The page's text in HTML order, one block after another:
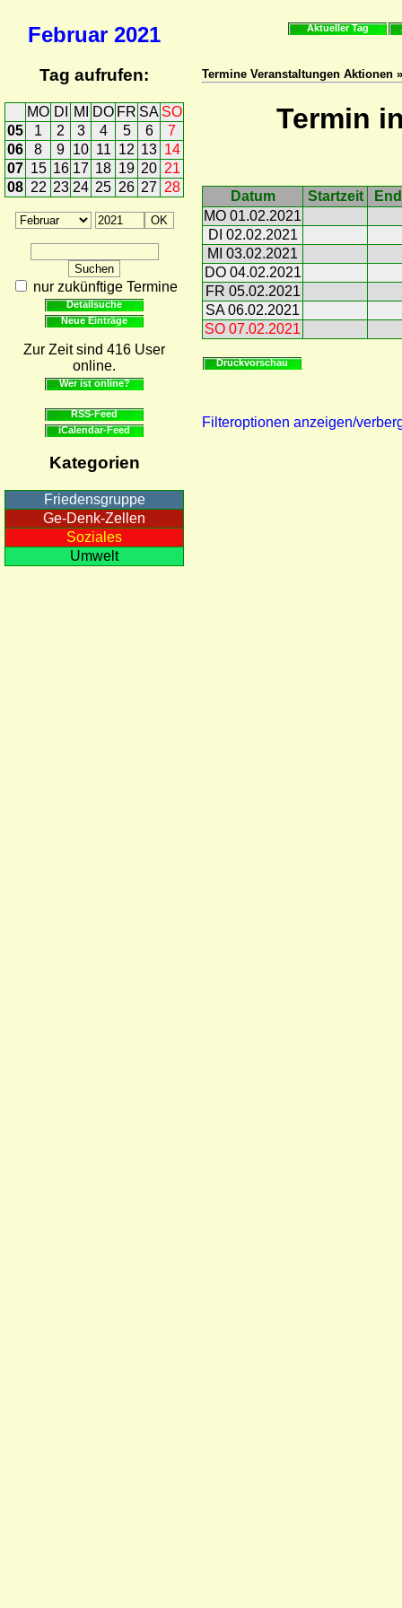
Februar 2021
Tag aufrufen:
MO DI MI DO FR SA SO
05
1 2 3 4 5 6
7
06
8 9 10 11 12 13 14
07 15 16 17 18 19 20 21
08 22 23 24 25 26 27 28
nur zukünftige Termine
Detailsuche
Neue Einträge
Zur Zeit sind 416 User
online.
Wer ist online?
RSS-Feed
iCalendar-Feed
Kategorien
Friedensgruppe
Ge-Denk-Zellen
Soziales
Umwelt
Aktueller Tag
Termine Veranstaltungen Aktionen
Termin
Datum Startzeit
MO 01.02.2021
DI 02.02.2021
MI 03.02.2021
DO 04.02.2021
FR 05.02.2021
SA 06.02.2021
SO 07.02.2021
Druckvorschau
Filteroptionen anzeigen/